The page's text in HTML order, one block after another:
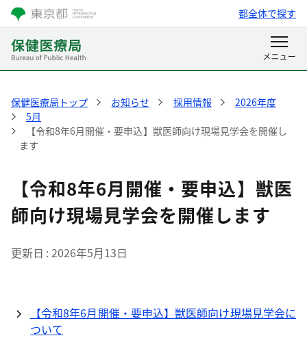
都全体で探す
保健医療局トップ お知らせ 採用情報
2026年度
5月
【令和8年6月開催・要申込】獣医師向け現場見学会を開催し
ます
【令和8年6月開催・要申込】獣医
師向け現場見学会を開催します
更新日 2026年5月13日
【令和8年6月開催・要申込】獣医師向け現場見学会に
ついて